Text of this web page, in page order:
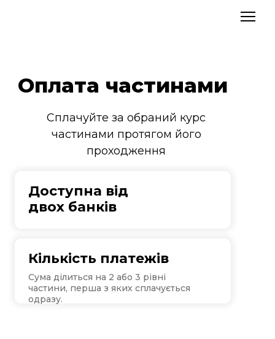
Оплата частинами
Доступна від
двох банків
Кількість платежів
Сума ділиться на 2 або 3 рівні
частини, перша з яких сплачується
одразу.
Сплачуйте за обраний курс
частинами протягом його
проходження